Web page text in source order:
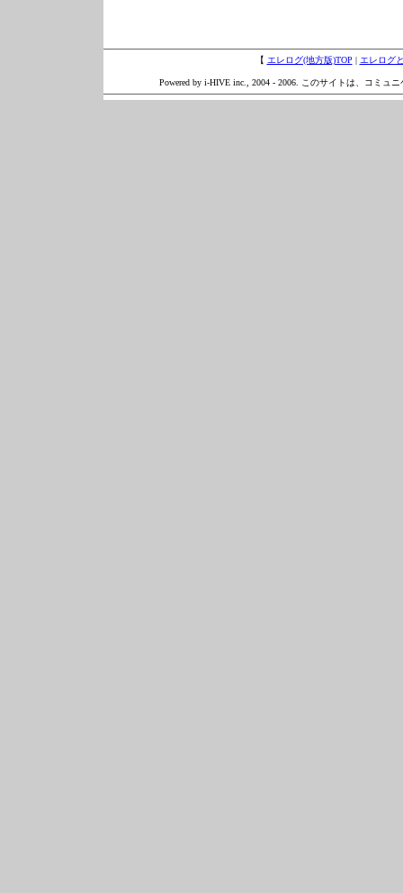
【 エレログ(地方版)TOP | エレログ
Powered by i-HIVE inc., 2004 - 2006. このサイトは、コミュ